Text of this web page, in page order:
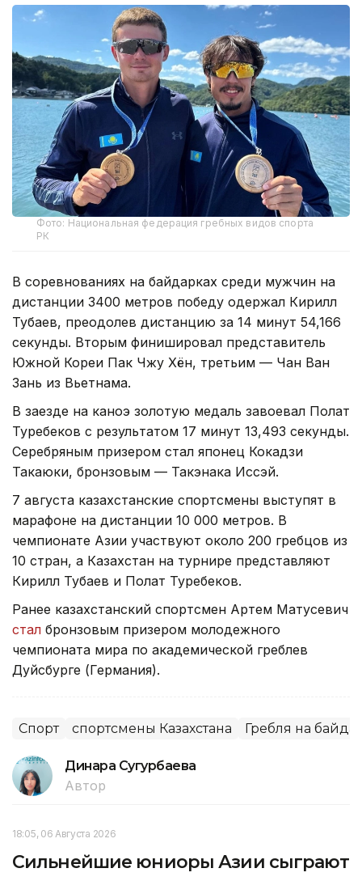
Фото: Национальная федерация гребных видов спорта
РК
В соревнованиях на байдарках среди мужчин на
дистанции 3400 метров победу одержал Кирилл
Тубаев, преодолев дистанцию за 14 минут 54,166
секунды. Вторым финишировал представитель
Южной Кореи Пак Чжу Хён, третьим — Чан Ван
Зань из Вьетнама.
В заезде на каноэ золотую медаль завоевал Полат
Туребеков с результатом 17 минут 13,493 секунды.
Серебряным призером стал японец Кокадзи
Такаюки, бронзовым — Такэнака Иссэй.
7 августа казахстанские спортсмены выступят в
марафоне на дистанции 10 000 метров. В
чемпионате Азии участвуют около 200 гребцов из
10 стран, а Казахстан на турнире представляют
Кирилл Тубаев и Полат Туребеков.
Ранее казахстанский спортсмен Артем Матусевич
стал бронзовым призером молодежного
чемпионата мира по академической греблев
Дуйсбурге (Германия).
Спорт спортсмены Казахстана Гребля на
Динара Сугурбаева
Автор
18:05, 06 Августа 2026
Сильнейшие юниоры Азии сыграют